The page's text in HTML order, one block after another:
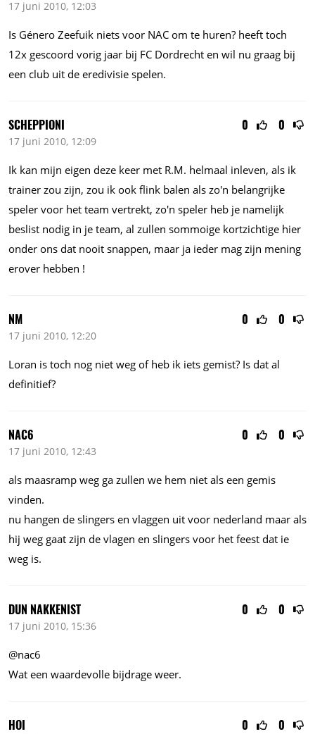
17 juni 2010, 12:03
Is Género Zeefuik niets voor NAC om te huren? heeft toch
12x gescoord vorig jaar bij FC Dordrecht en wil nu graag bij
een club uit de eredivisie spelen.
0 0
SCHEPPIONI
17 juni 2010, 12:09
Ik kan mijn eigen deze keer met R.M. helmaal inleven, als ik
trainer zou zijn, zou ik ook flink balen als zo'n belangrijke
speler voor het team vertrekt, zo'n speler heb je namelijk
beslist nodig in je team, al zullen sommoige kortzichtige hier
onder ons dat nooit snappen, maar ja ieder mag zijn mening
erover hebben !
0 0
NM
17 juni 2010, 12:20
Loran is toch nog niet weg of heb ik iets gemist? Is dat al
definitief?
0 0
NAC6
17 juni 2010, 12:43
als maasramp weg ga zullen we hem niet als een gemis
vinden.
nu hangen de slingers en vlaggen uit voor nederland maar als
hij weg gaat zijn de vlagen en slingers voor het feest dat ie
weg is.
0 0
DUN NAKKENIST
17 juni 2010, 15:36
@nac6
Wat een waardevolle bijdrage weer.
0 0
HOI